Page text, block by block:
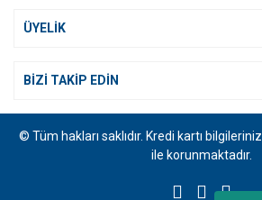
ÜYELİK
BİZİ TAKİP EDİN
© Tüm hakları saklıdır. Kredi kartı
ile korunmaktadır.